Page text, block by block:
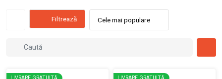
Filtrează Cele mai populare